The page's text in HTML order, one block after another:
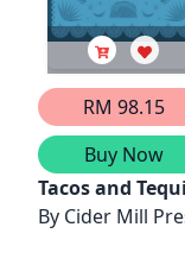
RM 98.15
Buy Now
Tacos and
By Cider Mill